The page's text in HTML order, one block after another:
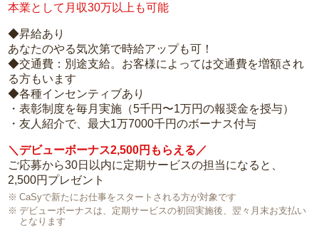
本業として月収30万以上も可能
◆昇給あり
あなたのやる気次第で時給アップも可！
◆交通費：別途支給。お客様によっては交通費を増額され
る方もいます
◆各種インセンティブあり
・表彰制度を毎月実施（5千円〜1万円の報奨金を授与）
・友人紹介で、最大1万7000千円のボーナス付与
＼デビューボーナス2,500円もらえる／
ご応募から30日以内に定期サービスの担当になると、
2,500円プレゼント
CaSyで新たにお仕事をスタートされる方が対象です
デビューボーナスは、定期サービスの初回実施後、翌々月末お支払い
となります